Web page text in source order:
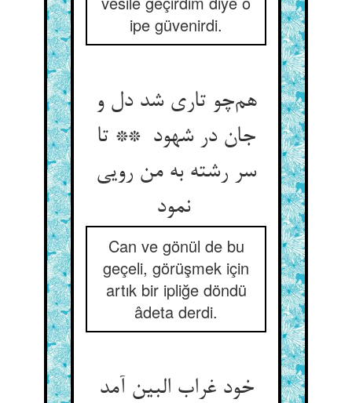
ipe güvenirdi.
هم‌چو تاری شد دل و
جان در شهود ** تا
سر رشته به من رویی
نمود
Can ve gönül de bu
geçeli, görüşmek için
artık bir ipliğe döndü
âdeta derdi.
خود غراب البین آمد